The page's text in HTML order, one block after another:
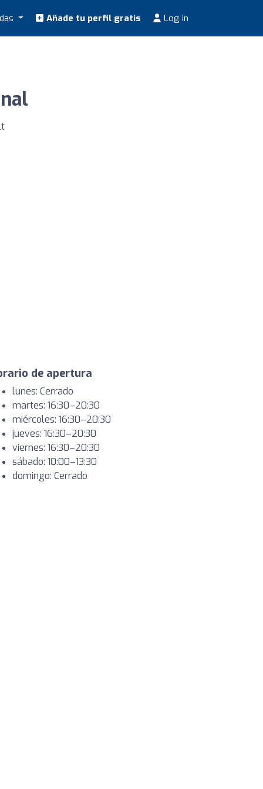
Añade tu perfil gratis Log in
de apertura
lunes: Cerrado
martes: 16:30–20:30
miércoles: 16:30–20:30
jueves: 16:30–20:30
viernes: 16:30–20:30
sábado: 10:00–13:30
domingo: Cerrado